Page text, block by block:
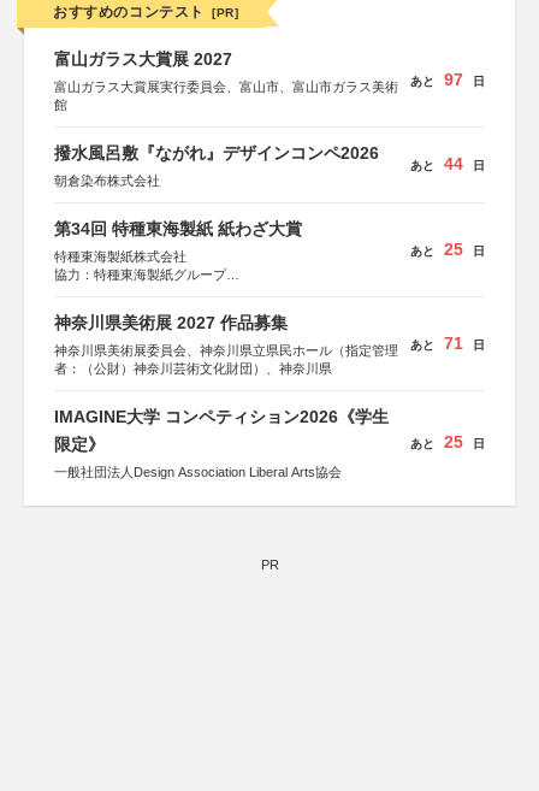
おすすめのコンテスト [PR]
富山ガラス大賞展 2027
富山ガラス大賞展実行委員会、富山市、富山市ガラス美術
館
あと 97 日
撥水風呂敷『ながれ』デザインコンペ2026
朝倉染布株式会社
あと 44 日
第34回 特種東海製紙 紙わざ大賞
特種東海製紙株式会社
協力：特種東海製紙グループ
あと 25 日
神奈川県美術展 2027 作品募集
神奈川県美術展委員会、神奈川県立県民ホール（指定管理
者：（公財）神奈川芸術文化財団）、神奈川県
あと 71 日
IMAGINE大学 コンペティション2026《学生
限定》
一般社団法人Design Association Liberal Arts協会
あと 25 日
PR